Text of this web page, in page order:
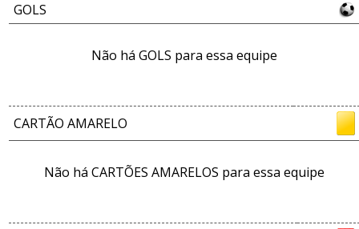
GOLS
Não há GOLS para essa equipe
CARTÃO AMARELO
Não há CARTÕES AMARELOS para essa equipe